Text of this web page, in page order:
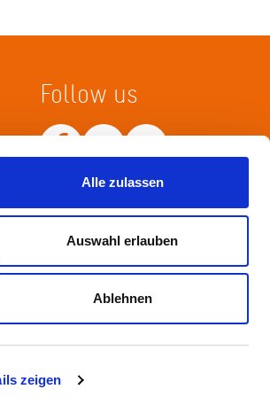
zeigen
Alle zulassen
Auswahl erlauben
Ablehnen
Follow us
Netiquette
/ Haftungsausschluß